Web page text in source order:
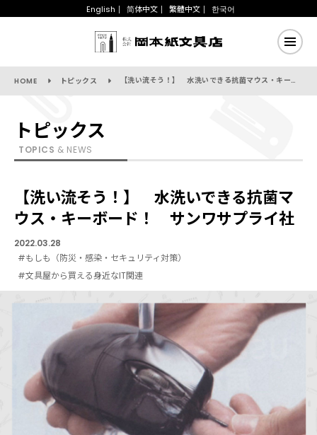
English 简体中文 繁體中文 한국어
HOME トピックス 【洗い流そう！】 水洗いできる抗菌マウス・キーボード！ サンワサプライ社
トピックス
TOPICS & NEWS
【洗い流そう！】 水洗いできる抗菌マ
ウス・キーボード！ サンワサプライ社
2022.03.28
#もしも（防災・感染・セキュリティ対策）
#文具屋から買える身近なIT関連